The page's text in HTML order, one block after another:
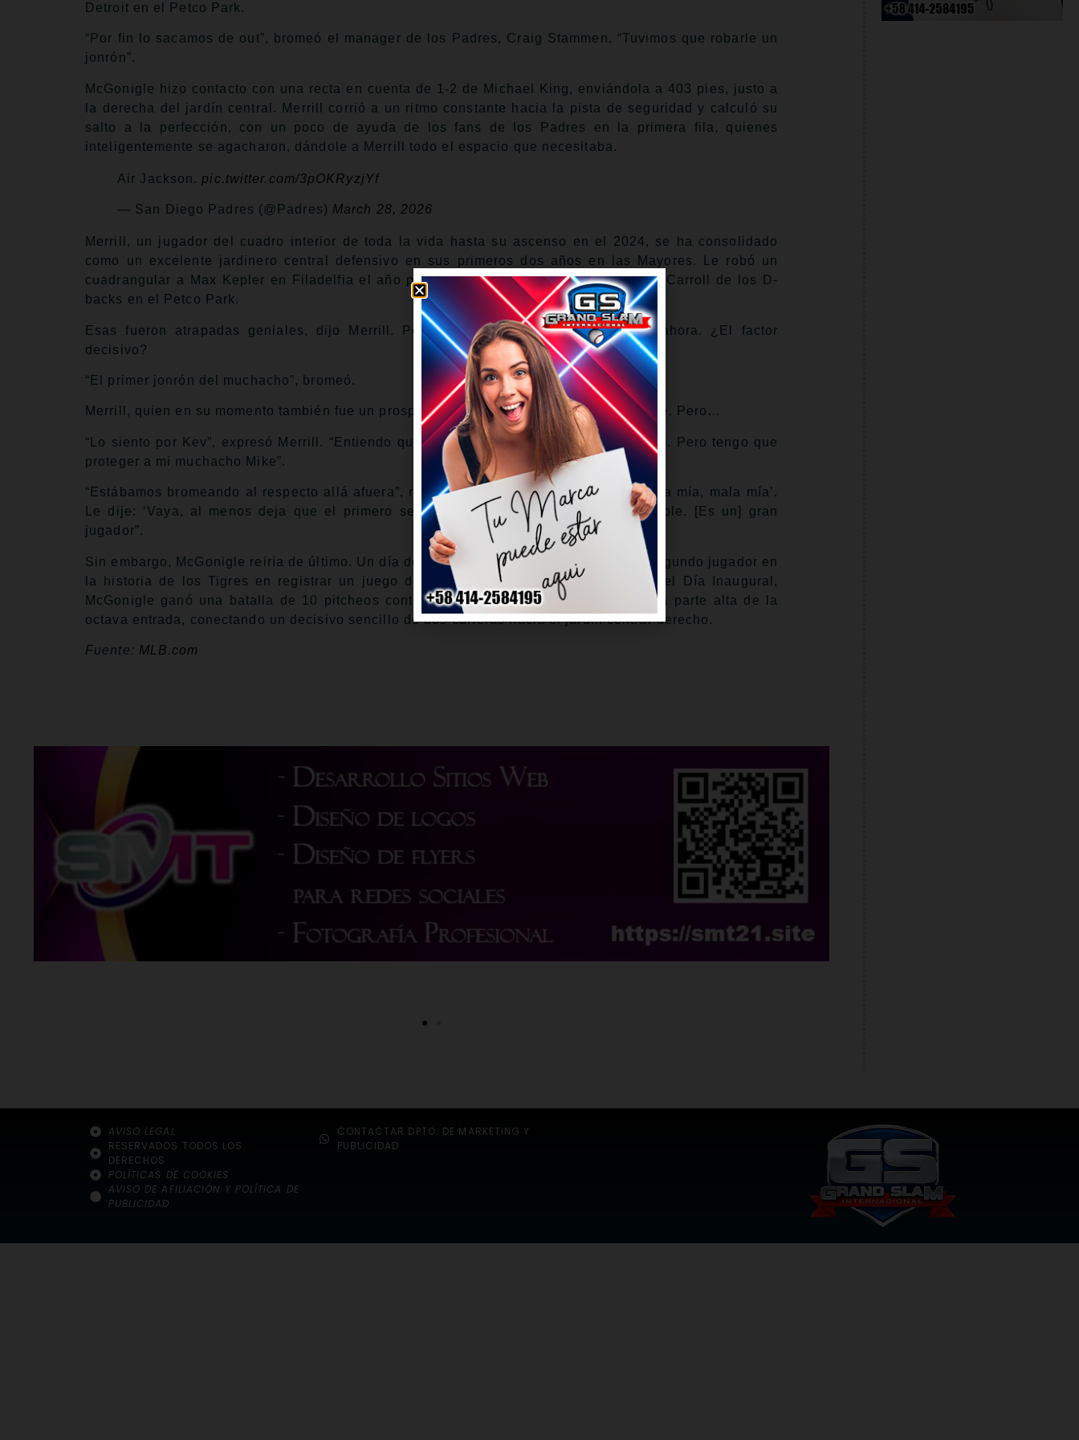
Detroit en el Petco Park.
“Por fin lo sacamos de out”, bromeó el manager de los Padres, Craig Stammen. “Tuvimos que robarle un
jonrón”.
McGonigle hizo contacto con una recta en cuenta de 1-2 de Michael King, enviándola a 403 pies, justo a
la derecha del jardín central. Merrill corrió a un ritmo constante hacia la pista de seguridad y calculó su
salto a la perfección, con un poco de ayuda de los fans de los Padres en la primera fila, quienes
inteligentemente se agacharon, dándole a Merrill todo el espacio que necesitaba.
Air Jackson. pic.twitter.com/3pOKRyzjYf
— San Diego Padres (@Padres) March 28, 2026
Merrill, un jugador del cuadro interior de toda la vida hasta su ascenso en el 2024, se ha consolidado
como un excelente jardinero central defensivo en sus primeros dos años en las Mayores. Le robó un
cuadrangular a Max Kepler en Filadelfia el año pasado, y luego le quitó uno a Corbin Carroll de los D-
backs en el Petco Park.
Esas fueron atrapadas geniales, dijo Merrill. Pero esta ha sido su favorita hasta ahora. ¿El factor
decisivo?
“El primer jonrón del muchacho”, bromeó.
Merrill, quien en su momento también fue un prospecto muy cotizado, elogió a McGonigle. Pero…
“Lo siento por Kev”, expresó Merrill. “Entiendo que los primeros jonrones son increíbles. Pero tengo que
proteger a mi muchacho Mike”.
“Estábamos bromeando al respecto allá afuera”, relató McGonigle. “Miré, y él dijo, ‘Mala mía, mala mía’.
Le dije: ‘Vaya, al menos deja que el primero se vaya’. Pero fue una atrapada increíble. [Es un] gran
jugador”.
Sin embargo, McGonigle reiría de último. Un día después de convertirse en apenas el segundo jugador en
la historia de los Tigres en registrar un juego de cuatro imparables en su debut en el Día Inaugural,
McGonigle ganó una batalla de 10 pitcheos contra el dominicano Wandy Peralta en la parte alta de la
octava entrada, conectando un decisivo sencillo de dos carreras hacia el jardín central-derecho.
Fuente: MLB.com
AVISO LEGAL
RESERVADOS TODOS LOS
DERECHOS
POLÍTICAS DE COOKIES
AVISO DE AFILIACIÓN Y POLÍTICA DE
PUBLICIDAD
CONTACTAR DPTO. DE MARKETING Y
PUBLICIDAD